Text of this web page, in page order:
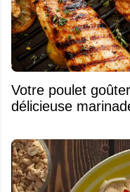
Votre poulet
délicieuse